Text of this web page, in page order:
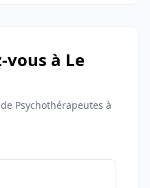
vous à Le
Psychothérapeutes à